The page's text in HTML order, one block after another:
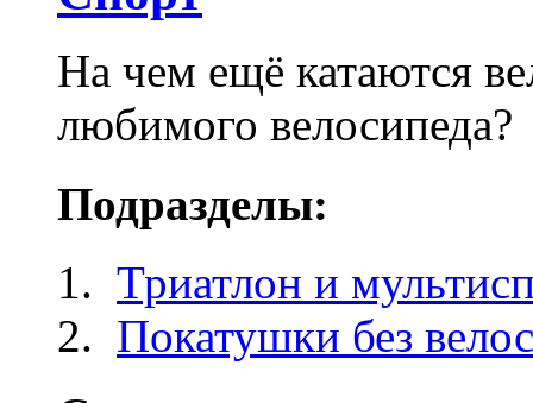
На чем ещё катаются
любимого велосипеда?
Подразделы:
Триатлон и
Покатушки без